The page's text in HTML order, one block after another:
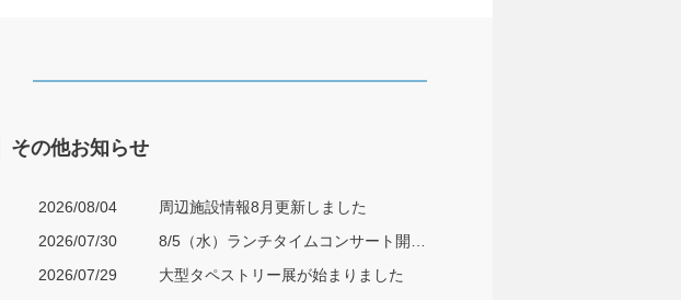
その他お知らせ
2026/08/04
周辺施設情報8月更新しました
2026/07/30
2026/07/29
大型タペストリー展が始まりました